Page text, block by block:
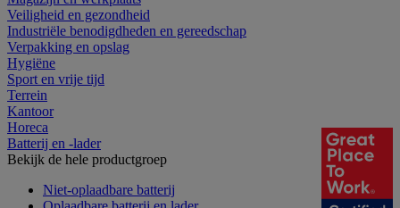
Veiligheid en gezondheid
Industriële benodigdheden en gereedschap
Verpakking en opslag
Hygiëne
Sport en vrije tijd
Terrein
Kantoor
Horeca
Batterij en -lader
Bekijk de hele productgroep
Niet-oplaadbare batterij